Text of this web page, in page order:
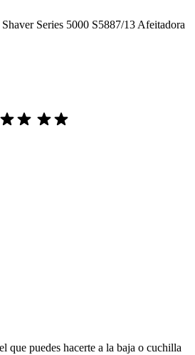
Shaver Series 5000 S5887/13 Afeitadora
que puedes hacerte a la baja o cuchilla